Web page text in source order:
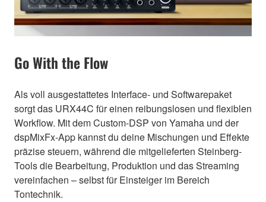
Go With the Flow
Als voll ausgestattetes Interface- und Softwarepaket
sorgt das URX44C für einen reibungslosen und flexiblen
Workflow. Mit dem Custom-DSP von Yamaha und der
dspMixFx-App kannst du deine Mischungen und Effekte
präzise steuern, während die mitgelieferten Steinberg-
Tools die Bearbeitung, Produktion und das Streaming
vereinfachen – selbst für Einsteiger im Bereich
Tontechnik.